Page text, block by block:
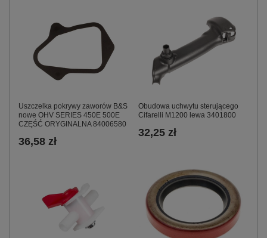
Uszczelka pokrywy zaworów B&S
nowe OHV SERIES 450E 500E
CZĘŚĆ ORYGINALNA 84006580
36,58 zł
Obudowa uchwytu sterującego
Cifarelli M1200 lewa 3401800
32,25 zł